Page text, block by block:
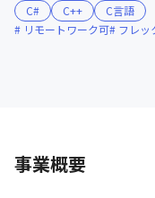
C# C++
C言語
リモートワーク可
フレッ
事業概要